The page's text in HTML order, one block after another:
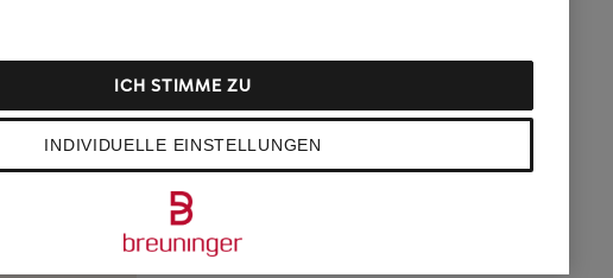
INDIVIDUELLE EINSTELLUNGEN
ICH STIMME ZU